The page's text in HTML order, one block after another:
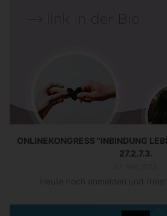
ONLINEKONGRESS "INBINDUNG
27.2.7.3.
Heute noch anmelden und